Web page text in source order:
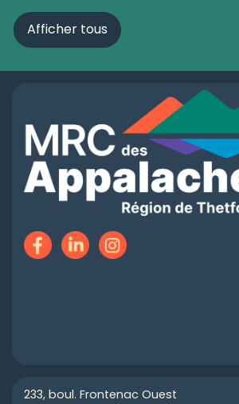
Afficher tous
233, boul. Frontenac Ouest